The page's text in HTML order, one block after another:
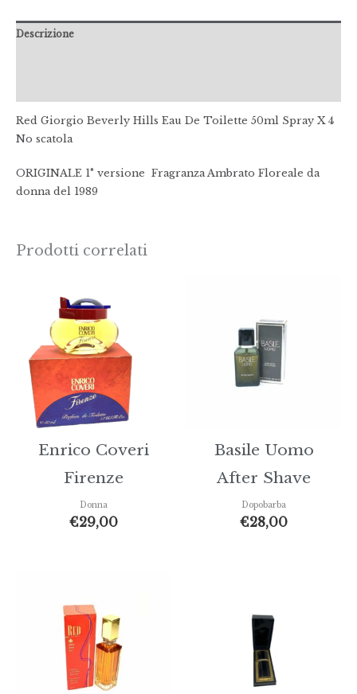
Descrizione
Red Giorgio Beverly Hills Eau De Toilette 50ml Spray X 4
No scatola
ORIGINALE 1° versione Fragranza Ambrato Floreale da
donna del 1989
Prodotti correlati
Enrico Coveri
Firenze
Donna
€29,00
Basile Uomo
After Shave
Dopobarba
€28,00